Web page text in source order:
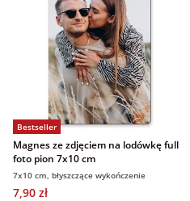
Bestseller
Magnes ze zdjęciem na lodówkę full
foto pion 7x10 cm
7x10 cm, błyszczące wykończenie
7,90 zł